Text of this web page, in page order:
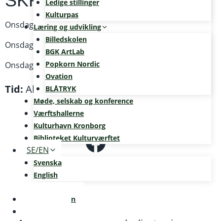
Ledige stillinger
Kulturpas
Læring og udvikling
Billedskolen
BGK ArtLab
Popkorn Nordic
Ovation
BLÅTRYK
Møde, selskab og konference
Værftshallerne
Kulturhavn Kronborg
Biblioteket Kulturværftet
SE/EN
Svenska
English
Kalenderen
Onsdag 10. januar 2024
Onsdag 24. januar 2024
Onsdag 21. februar 2024
Tid: Alle dage kl. 19.00-21.00 –
Facebook